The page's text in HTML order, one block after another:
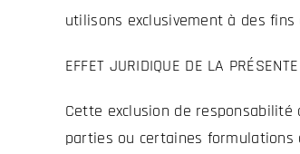
utilisons exclusivement à des
EFFET JURIDIQUE DE LA
Cette exclusion de
parties ou certaines